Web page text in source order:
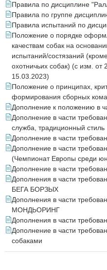
Правила по дисциплине
Правила по группе
Правила испытаний по
Положение о порядке
качествам собак на
испытаний/состязаний
охотничьих собак) (с изм.
15.03.2023)
Положение о принципах,
формирования сборных
Дополнение к положению в
Дополнение в части
служба, традиционный стиль
Дополнение в части
Дополнение в части
(Чемпионат Европы среди
Дополнение в части
Дополнения в части
БЕГА БОРЗЫХ
Дополнения в части
МОНДЬОРИНГ
Дополнения в части
Дополнение в части
собаками